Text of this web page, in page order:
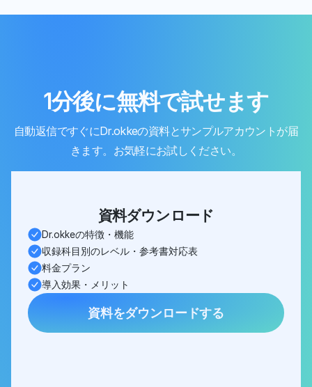
1分後に無料で試せます
自動返信ですぐにDr.okkeの資料とサンプルアカウントが届
きます。お気軽にお試しください。
資料ダウンロード
Dr.okkeの特徴・機能
収録科目別のレベル・参考書対応表
料金プラン
導入効果・メリット
資料をダウンロードする